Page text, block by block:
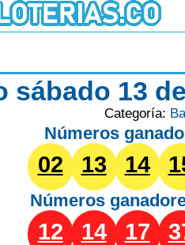
sábado 13
Categoría:
Números
02 13 14
Números
12 14 17